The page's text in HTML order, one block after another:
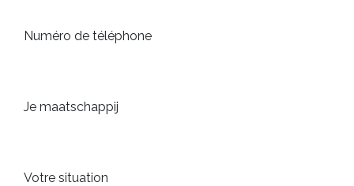
Numéro de téléphone
Je maatschappij
Votre situation